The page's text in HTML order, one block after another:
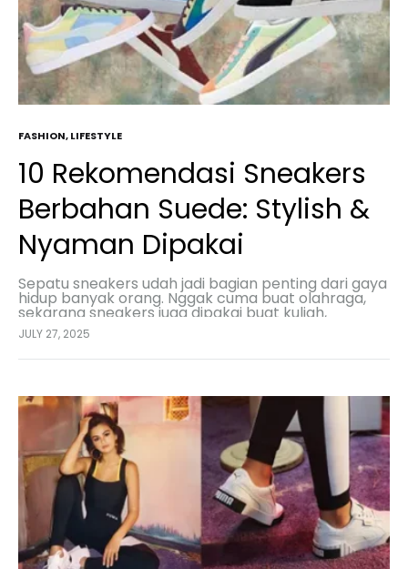
FASHION,LIFESTYLE
10 Rekomendasi Sneakers
Berbahan Suede: Stylish &
Nyaman Dipakai
Sepatu sneakers udah jadi bagian penting dari gaya
hidup banyak orang. Nggak cuma buat olahraga,
sekarang sneakers juga dipakai buat kuliah,
nongkrong, kerja santai, sampai jalan-jalan. Salah
satu jenis sneakers…
JULY 27, 2025